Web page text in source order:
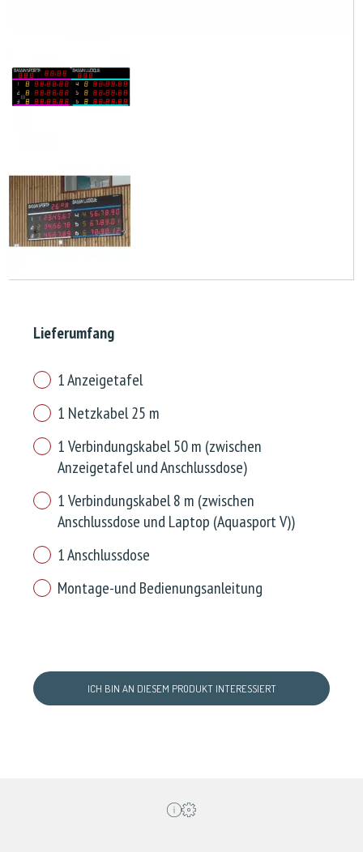
Lieferumfang
1 Anzeigetafel
1 Netzkabel 25 m
1 Verbindungskabel 50 m (zwischen
Anzeigetafel und Anschlussdose)
1 Verbindungskabel 8 m (zwischen
Anschlussdose und Laptop (Aquasport V))
1 Anschlussdose
Montage-und Bedienungsanleitung
ICH BIN AN DIESEM PRODUKT INTERESSIERT